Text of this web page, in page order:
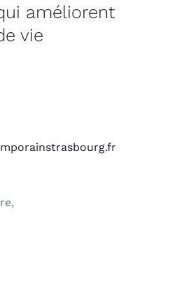
améliorent
vie